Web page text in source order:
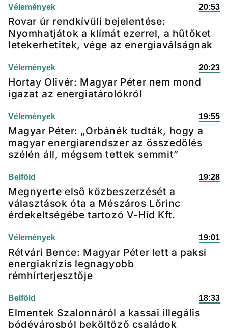
Vélemények 20:53
Rovar úr rendkívüli bejelentése:
Nyomhatjátok a klímát ezerrel, a hűtőket
letekerhetitek, vége az energiaválságnak
Vélemények 20:23
Hortay Olivér: Magyar Péter nem mond
igazat az energiatárolókról
Vélemények 19:55
Magyar Péter: „Orbánék tudták, hogy a
magyar energiarendszer az összedőlés
szélén áll, mégsem tettek semmit”
Belföld 19:28
Megnyerte első közbeszerzését a
választások óta a Mészáros Lőrinc
érdekeltségébe tartozó V-Híd Kft.
Vélemények 19:01
Rétvári Bence: Magyar Péter lett a paksi
energiakrízis legnagyobb
rémhírterjesztője
Belföld 18:33
Elmentek Szalonnáról a kassai illegális
bódévárosból beköltöző családok